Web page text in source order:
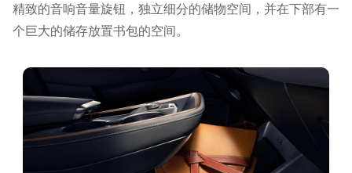
精致的音响音量旋钮，独立细分的储物空间，并在下部有一
个巨大的储存放置书包的空间。